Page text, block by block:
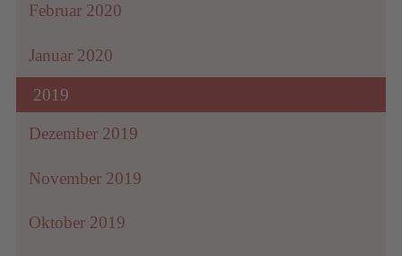
Februar 2020
Januar 2020
2019
Dezember 2019
November 2019
Oktober 2019